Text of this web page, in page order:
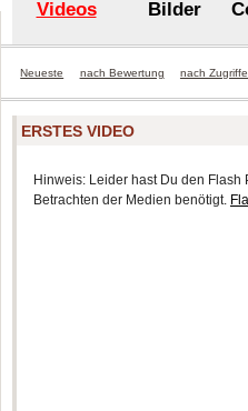
Videos Bilder
Neueste nach Bewertung nach
ERSTES VIDEO
Hinweis: Leider hast Du den
Betrachten der Medien benötigt.